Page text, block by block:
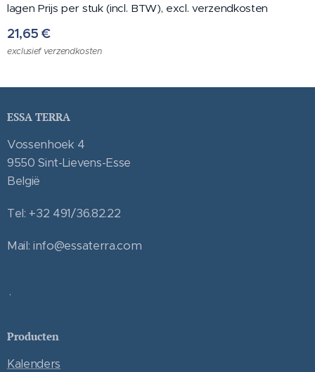
lagen Prijs per stuk (incl. BTW), excl. verzendkosten
21,65 €
exclusief verzendkosten
ESSA TERRA
Vossenhoek 4
9550 Sint-Lievens-Esse
België
Tel: +32 491/36.82.22
Mail: info@essaterra.com
.
Producten
Kalenders